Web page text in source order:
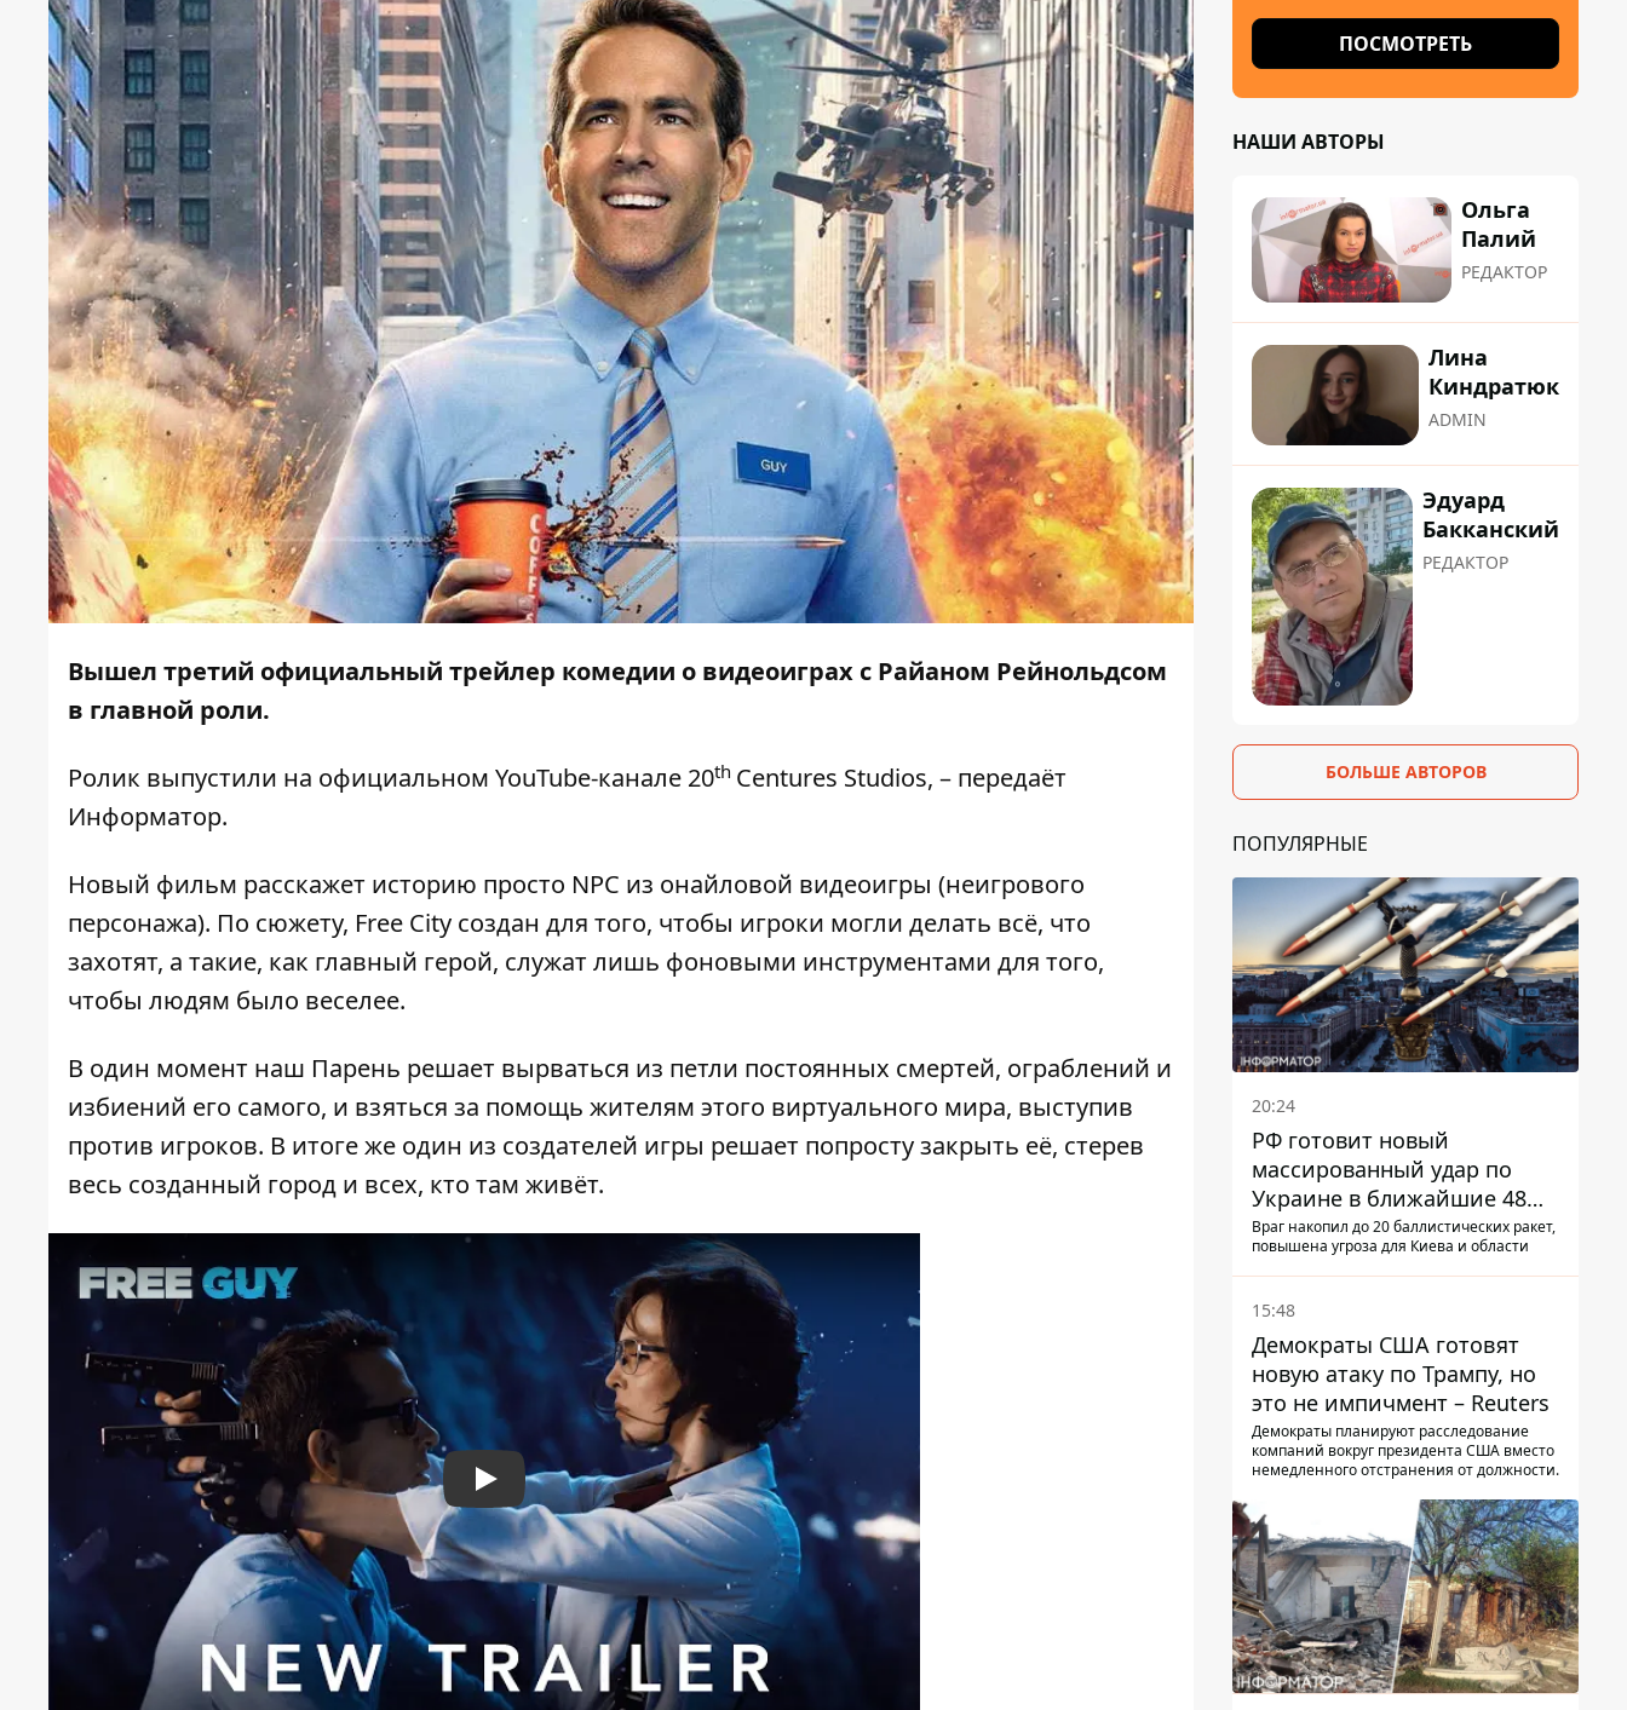
Вышел третий официальный трейлер комедии о видеоиграх с Райаном Рейнольдсом
в главной роли.
Ролик выпустили на официальном YouTube-канале 20th Centures Studios, – передаёт
Информатор.
Новый фильм расскажет историю просто NPC из онайловой видеоигры (неигрового
персонажа). По сюжету, Free City создан для того, чтобы игроки могли делать всё, что
захотят, а такие, как главный герой, служат лишь фоновыми инструментами для того,
чтобы людям было веселее.
В один момент наш Парень решает вырваться из петли постоянных смертей, ограблений и
избиений его самого, и взяться за помощь жителям этого виртуального мира, выступив
против игроков. В итоге же один из создателей игры решает попросту закрыть её, стерев
весь созданный город и всех, кто там живёт.
Play
ПОСМОТРЕТЬ
НАШИ АВТОРЫ
Ольга
Палий
РЕДАКТОР
Лина
Киндратюк
ADMIN
Эдуард
Бакканский
РЕДАКТОР
БОЛЬШЕ АВТОРОВ
ПОПУЛЯРНЫЕ
20:24
РФ готовит новый
массированный удар по
Украине в ближайшие 48
часов – разведка США
Враг накопил до 20 баллистических ракет,
повышена угроза для Киева и области
15:48
Демократы США готовят
новую атаку по Трампу, но
это не импичмент – Reuters
Демократы планируют расследование
компаний вокруг президента США вместо
немедленного отстранения от должности.